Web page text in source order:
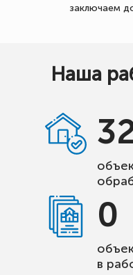
заключаем
Наша
0
в